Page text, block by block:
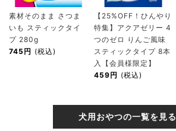
素材そのまま さつま
いも スティックタイ
プ 280g
745円 (税込)
【25%OFF！ひんやり
特集】アクアゼリー 4
つのゼロ りんご風味
スティックタイプ 8本
入【会員様限定】
459円 (税込)
犬用おやつの一覧を見る